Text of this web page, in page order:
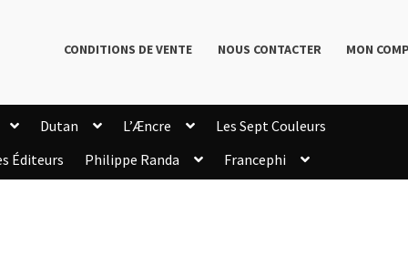
CONDITIONS DE VENTE NOUS CONTACTER MON
Dutan L’Æncre
Les Sept Couleurs
Éditeurs Philippe Randa
Francephi